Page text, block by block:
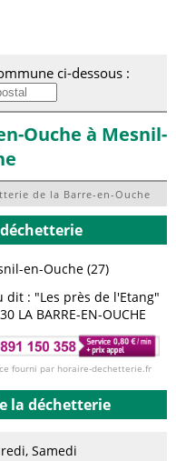
ci-dessous :
Ouche à Mesnil-
de la Barre-en-Ouche
en-Ouche (27)
dit : "Les près de l'Etang"
LA BARRE-EN-OUCHE
fourni par horaire-dechetterie.fr
la déchetterie
Samedi